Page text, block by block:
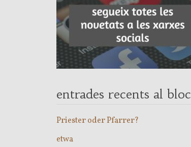
entrades recents al bloc
Priester oder Pfarrer?
etwa